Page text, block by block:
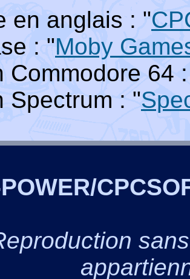
en anglais : "
: "Moby
Commodore 64
Spectrum : "